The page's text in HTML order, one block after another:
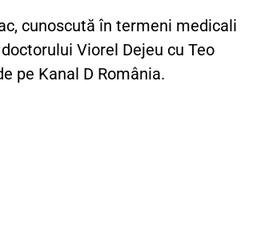
cunoscută în termeni medicali
Viorel Dejeu cu Teo
pe Kanal D România.